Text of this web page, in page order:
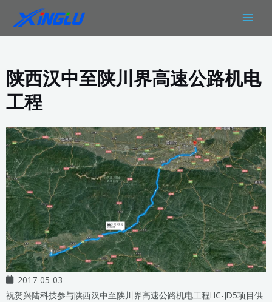
内
陕西汉中至陕川界高速公路机电
工程
2017-05-03
祝贺兴陆科技参与陕西汉中至陕川界高速公路机电工程HC-JD5项目供